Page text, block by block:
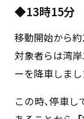
◆13時15分
移動開始から約
対象者らは湾
ーを降車しまし
この時、停車